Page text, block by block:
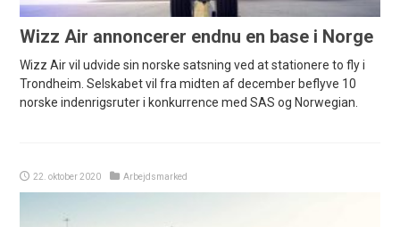
Wizz Air annoncerer endnu en base i Norge
Wizz Air vil udvide sin norske satsning ved at stationere to fly i
Trondheim. Selskabet vil fra midten af december beflyve 10
norske indenrigsruter i konkurrence med SAS og Norwegian.
22. oktober 2020 Arbejdsmarked